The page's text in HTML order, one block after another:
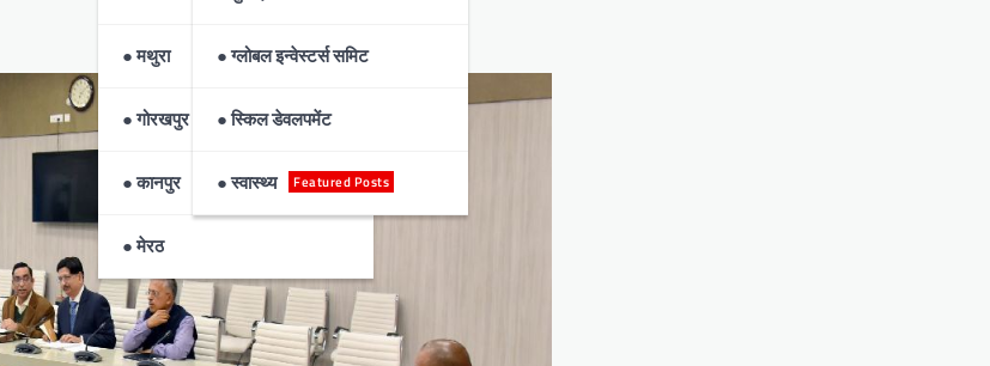
● मथुरा
● गोरखपुर
● कानपुर
● मेरठ
● ग्लोबल इन्वेस्टर्स समिट
● स्किल डेवलपमेंट
● स्वास्थ्य Featured Posts